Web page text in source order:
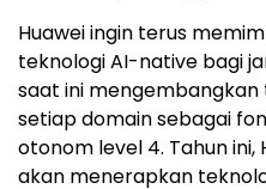
Huawei ingin terus
teknologi AI-native bagi
saat ini
setiap domain sebagai
otonom level 4. Tahun
akan menerapkan